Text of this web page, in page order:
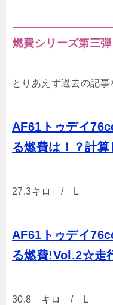
燃費シリーズ第三弾
とりあえず過去の記事
AF61トゥデイ
る燃費は！？計
27.3キロ / L
AF61トゥデイ
る燃費!Vol.2☆走
30.8 キロ / L